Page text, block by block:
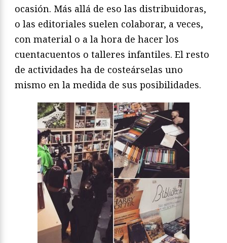
ocasión. Más allá de eso las distribuidoras,
o las editoriales suelen colaborar, a veces,
con material o a la hora de hacer los
cuentacuentos o talleres infantiles. El resto
de actividades ha de costeárselas uno
mismo en la medida de sus posibilidades.